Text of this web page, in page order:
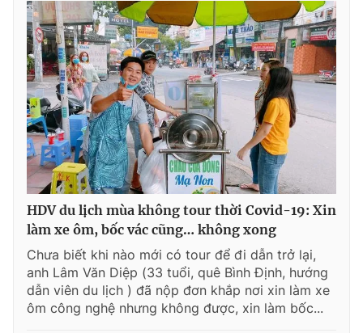
HDV du lịch mùa không tour thời Covid-19: Xin
làm xe ôm, bốc vác cũng… không xong
Chưa biết khi nào mới có tour để đi dẫn trở lại,
anh Lâm Văn Diệp (33 tuổi, quê Bình Định, hướng
dẫn viên du lịch ) đã nộp đơn khắp nơi xin làm xe
ôm công nghệ nhưng không được, xin làm bốc...